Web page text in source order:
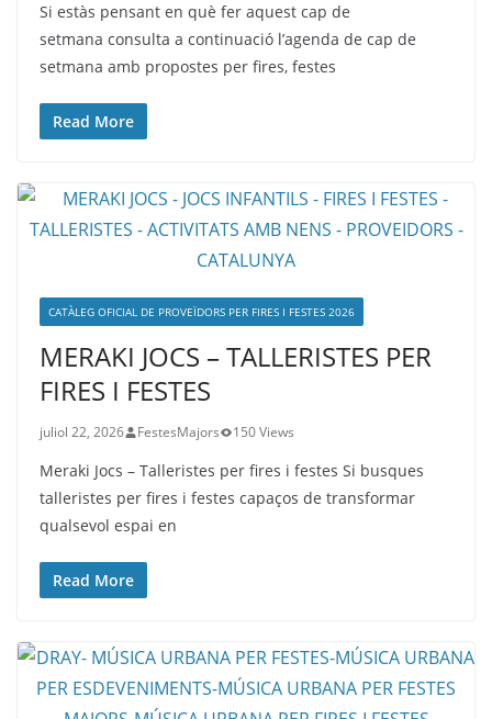
Si estàs pensant en què fer aquest cap de
setmana consulta a continuació l’agenda de cap de
setmana amb propostes per fires, festes
Read More
CATÀLEG OFICIAL DE PROVEÏDORS PER FIRES I FESTES 2026
MERAKI JOCS – TALLERISTES PER
FIRES I FESTES
juliol 22, 2026 FestesMajors 150 Views
Meraki Jocs – Talleristes per fires i festes Si busques
talleristes per fires i festes capaços de transformar
qualsevol espai en
Read More